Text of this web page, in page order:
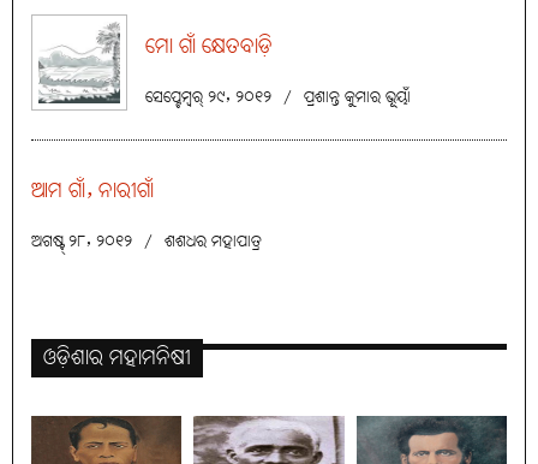
ମୋ ଗାଁ କ୍ଷେତବାଡ଼ି
ସେପ୍ଟେମ୍ବର୍ ୨୯, ୨୦୧୨ / ପ୍ରଶାନ୍ତ କୁମାର ଭୂୟାଁ
ଆମ ଗାଁ, ନାରୀଗାଁ
ଅଗଷ୍ଟ୍ ୨୮, ୨୦୧୨ / ଶଶଧର ମହାପାତ୍ର
ଓଡ଼ିଶାର ମହାମନିଷୀ